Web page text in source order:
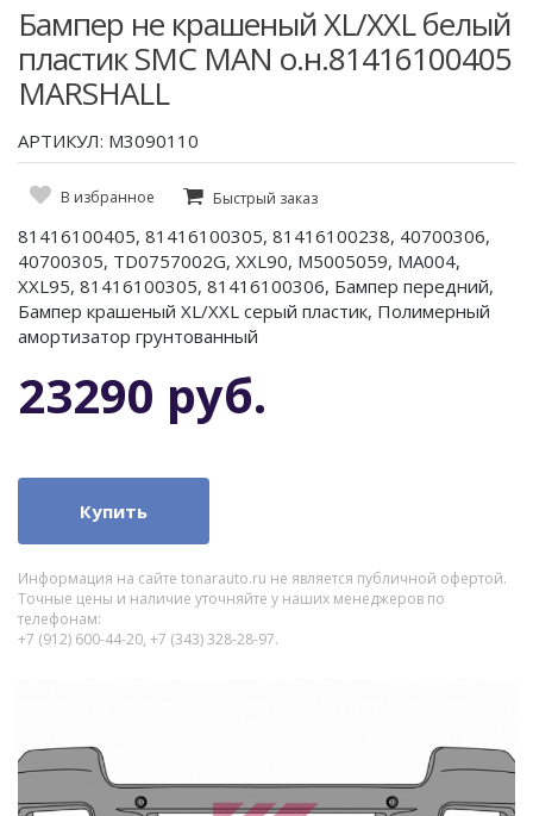
Бампер не крашеный XL/XXL белый
пластик SMC MAN о.н.81416100405
MARSHALL
АРТИКУЛ: M3090110
В избранное Быстрый заказ
81416100405, 81416100305, 81416100238, 40700306,
40700305, TD0757002G, XXL90, M5005059, MA004,
XXL95, 81416100305, 81416100306, Бампер передний,
Бампер крашеный XL/XXL серый пластик, Полимерный
амортизатор грунтованный
23290 руб.
Купить
Информация на сайте tonarauto.ru не является публичной офертой.
Точные цены и наличие уточняйте у наших менеджеров по
телефонам:
+7 (912) 600-44-20, +7 (343) 328-28-97.